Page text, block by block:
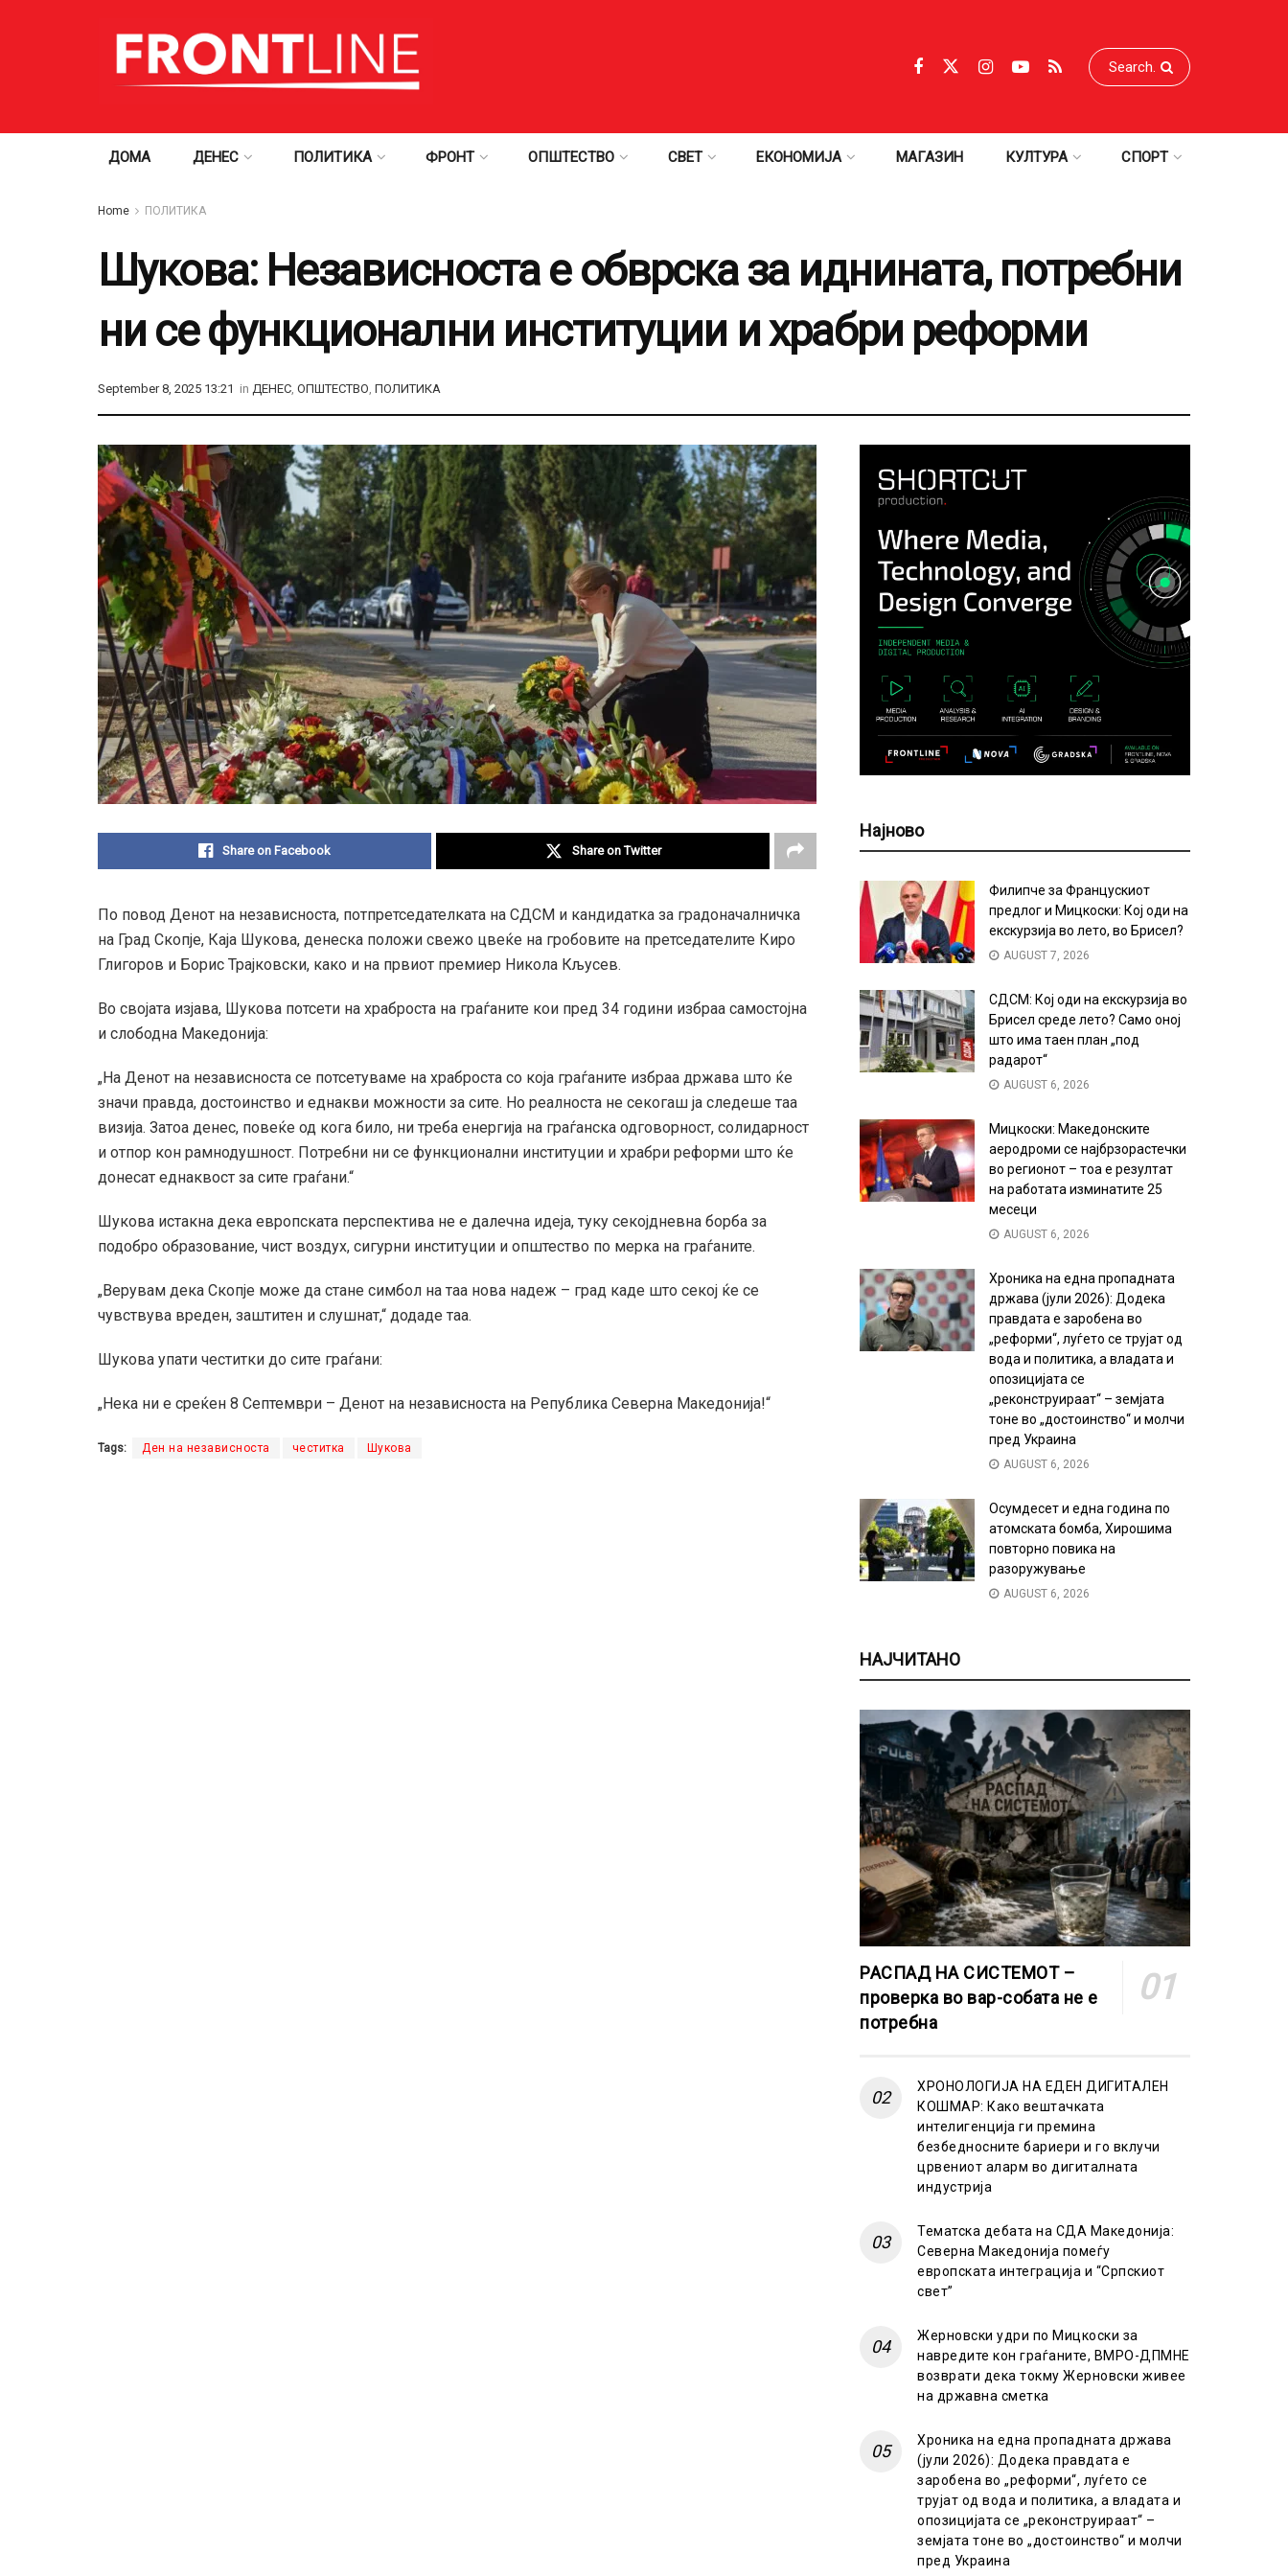
ДОМА ДЕНЕС ПОЛИТИКА ФРОНТ ОПШТЕСТВО СВЕТ ЕКОНОМИЈА МАГАЗИН КУЛТУРА СПОРТ
Home ПОЛИТИКА
Шукова: Независноста е обврска за иднината, потребни
ни се функционални институции и храбри реформи
September 8, 2025 13:21 in ДЕНЕС, ОПШТЕСТВО, ПОЛИТИКА
Share on Facebook Share on Twitter
По повод Денот на независноста, потпретседателката на СДСМ и кандидатка за градоначалничка
на Град Скопје, Каја Шукова, денеска положи свежо цвеќе на гробовите на претседателите Киро
Глигоров и Борис Трајковски, како и на првиот премиер Никола Кљусев.
Во својата изјава, Шукова потсети на храброста на граѓаните кои пред 34 години избраа самостојна
и слободна Македонија:
„На Денот на независноста се потсетуваме на храброста со која граѓаните избраа држава што ќе
значи правда, достоинство и еднакви можности за сите. Но реалноста не секогаш ја следеше таа
визија. Затоа денес, повеќе од кога било, ни треба енергија на граѓанска одговорност, солидарност
и отпор кон рамнодушност. Потребни ни се функционални институции и храбри реформи што ќе
донесат еднаквост за сите граѓани.“
Шукова истакна дека европската перспектива не е далечна идеја, туку секојдневна борба за
подобро образование, чист воздух, сигурни институции и општество по мерка на граѓаните.
„Верувам дека Скопје може да стане симбол на таа нова надеж – град каде што секој ќе се
чувствува вреден, заштитен и слушнат,“ додаде таа.
Шукова упати честитки до сите граѓани:
„Нека ни е среќен 8 Септември – Денот на независноста на Република Северна Македонија!“
Tags: Ден на независноста честитка Шукова
Најново
Филипче за Францускиот
предлог и Мицкоски: Кој оди на
екскурзија во лето, во Брисел?
AUGUST 7, 2026
СДСМ: Кој оди на екскурзија во
Брисел среде лето? Само оној
што има таен план „под
радарот“
AUGUST 6, 2026
Мицкоски: Македонските
аеродроми се најбрзорастечки
во регионот – тоа е резултат
на работата изминатите 25
месеци
AUGUST 6, 2026
Хроника на една пропадната
држава (јули 2026): Додека
правдата е заробена во
„реформи“, луѓето се трујат од
вода и политика, а владата и
опозицијата се
„реконструираат“ – земјата
тоне во „достоинство“ и молчи
пред Украина
AUGUST 6, 2026
Осумдесет и една година по
атомската бомба, Хирошима
повторно повика на
разоружување
AUGUST 6, 2026
НАЈЧИТАНО
РАСПАД НА СИСТЕМОТ –
проверка во вар-собата не е
потребна
ХРОНОЛОГИЈА НА ЕДЕН ДИГИТАЛЕН
КОШМАР: Како вештачката
интелигенција ги премина
безбедносните бариери и го вклучи
црвениот аларм во дигиталната
индустрија
Тематска дебата на СДА Македонија:
Северна Македонија помеѓу
европската интеграција и “Српскиот
свет”
Жерновски удри по Мицкоски за
навредите кон граѓаните, ВМРО-ДПМНЕ
возврати дека токму Жерновски живее
на државна сметка
Хроника на една пропадната држава
(јули 2026): Додека правдата е
заробена во „реформи“, луѓето се
трујат од вода и политика, а владата и
опозицијата се „реконструираат“ –
земјата тоне во „достоинство“ и молчи
пред Украина